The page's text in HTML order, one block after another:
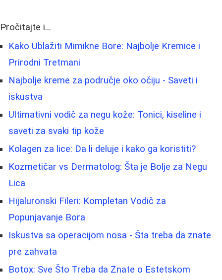
Pročitajte i...
Kako Ublažiti Mimikne Bore: Najbolje Kremice i
Prirodni Tretmani
Najbolje kreme za područje oko očiju - Saveti i
iskustva
Ultimativni vodič za negu kože: Tonici, kiseline i
saveti za svaki tip kože
Kolagen za lice: Da li deluje i kako ga koristiti?
Kozmetičar vs Dermatolog: Šta je Bolje za Negu
Lica
Hijaluronski Fileri: Kompletan Vodič za
Popunjavanje Bora
Iskustva sa operacijom nosa - Šta treba da znate
pre zahvata
Botox: Sve Što Treba da Znate o Estetskom